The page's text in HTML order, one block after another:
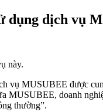
dụng dịch vụ
này.
vụ MUSUBEE được
MUSUBEE, doanh
thường”.